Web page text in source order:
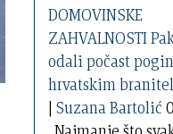
| Suzana Bartolić